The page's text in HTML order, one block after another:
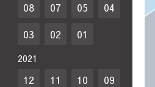
08
07 05
04
03
02 01
2021
12 11 10
09